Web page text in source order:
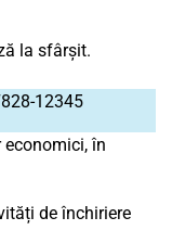
la sfârșit.
12345
economici, în
de închiriere